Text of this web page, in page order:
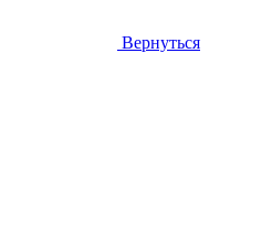
Вернуться